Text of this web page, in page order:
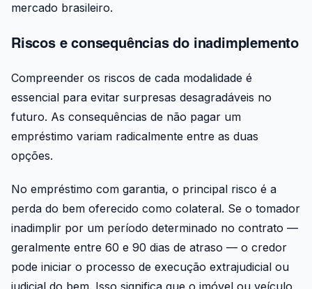
mercado brasileiro.
Riscos e consequências do inadimplemento
Compreender os riscos de cada modalidade é
essencial para evitar surpresas desagradáveis no
futuro. As consequências de não pagar um
empréstimo variam radicalmente entre as duas
opções.
No empréstimo com garantia, o principal risco é a
perda do bem oferecido como colateral. Se o tomador
inadimplir por um período determinado no contrato —
geralmente entre 60 e 90 dias de atraso — o credor
pode iniciar o processo de execução extrajudicial ou
judicial do bem. Isso significa que o imóvel ou veículo